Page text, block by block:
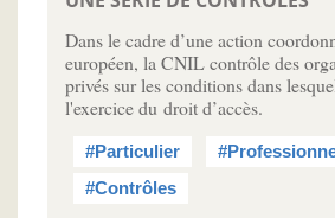
Dans le cadre d’une action
européen, la CNIL contrôle des
privés sur les conditions dans
l'exercice du droit d’accès.
#Particulier
#Contrôles